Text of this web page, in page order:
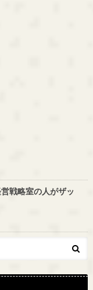
営戦略室の人がザッ